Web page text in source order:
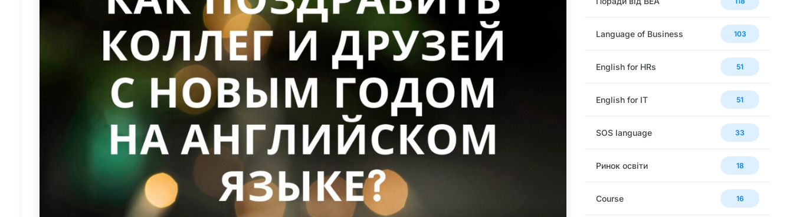
Language of Business 103
English for HRs 51
English for IT 51
SOS language 33
Ринок освіти 18
Сourse 16